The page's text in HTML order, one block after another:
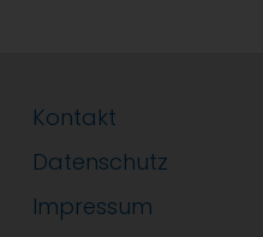
Kontakt
Datenschutz
Impressum